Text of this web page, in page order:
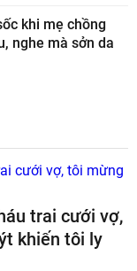
khi mẹ chồng
nghe mà sởn da
trai cưới vợ,
khiến tôi ly